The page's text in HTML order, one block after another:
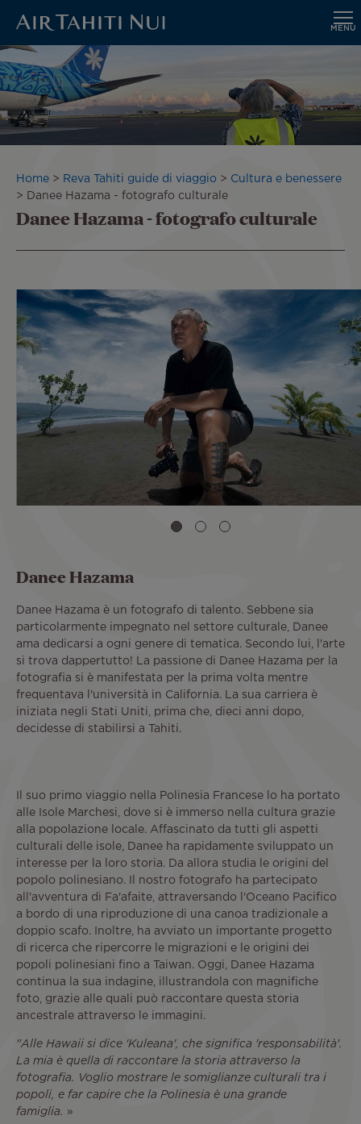
Vai
al
contenuto
principale
MENU
Briciole
di
pane
Home Reva Tahiti guide di viaggio
Cultura e benessere
Danee Hazama - fotografo culturale
Danee Hazama - fotografo culturale
Danee Hazama
Danee Hazama è un fotografo di talento. Sebbene sia
particolarmente impegnato nel settore culturale, Danee
ama dedicarsi a ogni genere di tematica. Secondo lui, l'arte
si trova dappertutto! La passione di Danee Hazama per la
fotografia si è manifestata per la prima volta mentre
frequentava l'università in California. La sua carriera è
iniziata negli Stati Uniti, prima che, dieci anni dopo,
decidesse di stabilirsi a Tahiti.
Il suo primo viaggio nella Polinesia Francese lo ha portato
alle Isole Marchesi, dove si è immerso nella cultura grazie
alla popolazione locale. Affascinato da tutti gli aspetti
culturali delle isole, Danee ha rapidamente sviluppato un
interesse per la loro storia. Da allora studia le origini del
popolo polinesiano. Il nostro fotografo ha partecipato
all'avventura di Fa'afaite, attraversando l'Oceano Pacifico
a bordo di una riproduzione di una canoa tradizionale a
doppio scafo. Inoltre, ha avviato un importante progetto
di ricerca che ripercorre le migrazioni e le origini dei
popoli polinesiani fino a Taiwan. Oggi, Danee Hazama
continua la sua indagine, illustrandola con magnifiche
foto, grazie alle quali può raccontare questa storia
ancestrale attraverso le immagini.
"Alle Hawaii si dice 'Kuleana', che significa 'responsabilità'.
La mia è quella di raccontare la storia attraverso la
fotografia. Voglio mostrare le somiglianze culturali tra i
popoli, e far capire che la Polinesia è una grande
famiglia. »